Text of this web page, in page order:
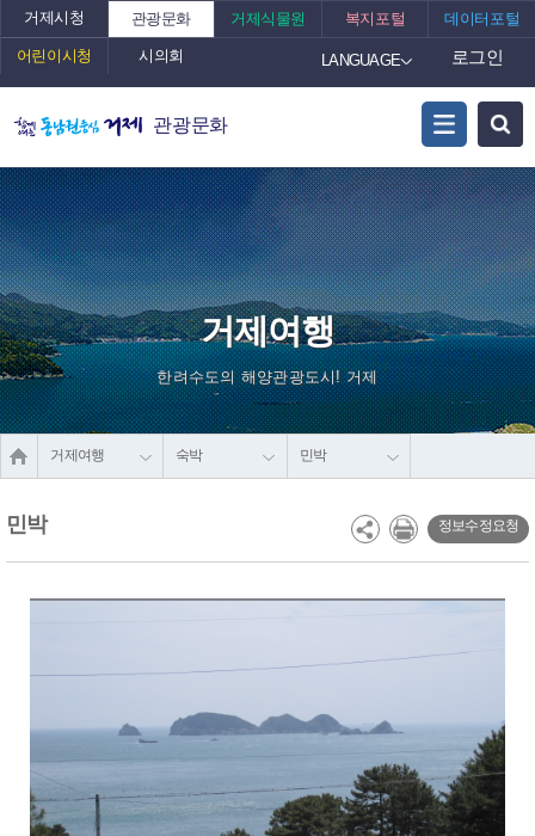
거제시청 관광문화 거제식물원 복지포털 데이터포털
어린이시청 시의회 LANGUAGE 로그인
관광문화
거제여행
한려수도의 해양관광도시! 거제
거제여행 숙박 민박
민박 정보수정요청